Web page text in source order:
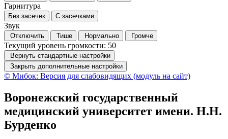
Гарнитура
Без засечек С засечками
Звук
Отключить Тише Нормально Громче
Текущий уровень громкости: 50
Вернуть стандартные настройки
Закрыть дополнительные настройки
© Мибок: Версия для слабовидящих (модуль на сайт)
Воронежский государственный
медицинский университет имени. Н.Н.
Бурденко